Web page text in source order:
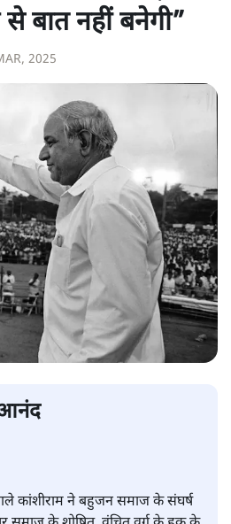
से बात नहीं बनेगी”
2025
आनंद
कांशीराम ने बहुजन समाज के संघर्ष